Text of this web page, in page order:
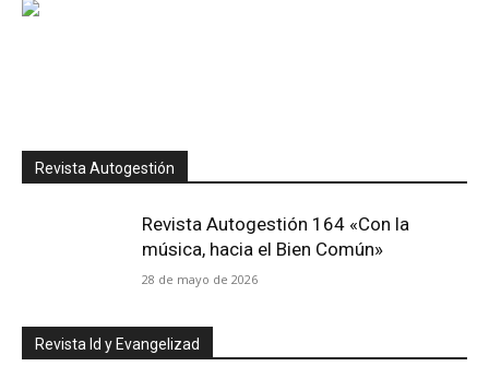
Revista Autogestión
Revista Autogestión 164 «Con la
música, hacia el Bien Común»
28 de mayo de 2026
Revista Id y Evangelizad